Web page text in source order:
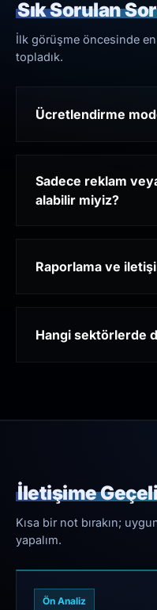
Sık Sorulan
İlk görüşme öncesinde
topladık.
Ücretlendirme
Sadece reklam
alabilir miyiz?
Raporlama ve
Hangi sektörlerde
İletişime
Kısa bir not bırakın;
yapalım.
Ön Analiz